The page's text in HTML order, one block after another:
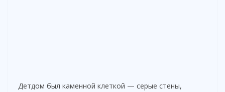
Детдом был каменной клеткой — серые стены,